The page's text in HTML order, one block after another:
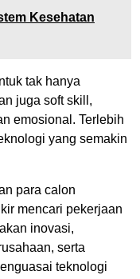
Kesehatan
tak hanya
juga soft skill,
emosional. Terlebih
yang semakin
para calon
mencari pekerjaan
inovasi,
serta
teknologi